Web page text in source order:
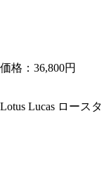
価格：36,800円
Lotus Lucas ロース